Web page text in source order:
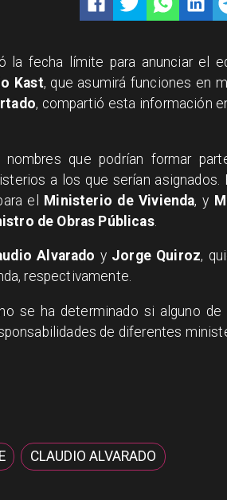
la fecha límite para anunciar el
Kast, que asumirá funciones en
, compartió esta información
que podrían formar
a los que serían asignados.
el Ministerio de Vivienda, y
de Obras Públicas.
Alvarado y Jorge Quiroz,
respectivamente.
se ha determinado si alguno de
de diferentes
CLAUDIO ALVARADO